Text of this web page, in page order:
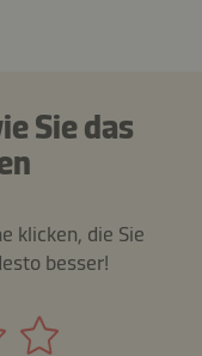
Sie das
klicken, die Sie
besser!